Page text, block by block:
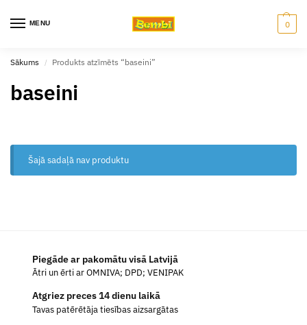
MENU 0
Sākums / Produkts atzīmēts “baseini”
baseini
Šajā sadaļā nav produktu
Piegāde ar pakomātu visā Latvijā
Ātri un ērti ar OMNIVA; DPD; VENIPAK
Atgriez preces 14 dienu laikā
Tavas patērētāja tiesības aizsargātas